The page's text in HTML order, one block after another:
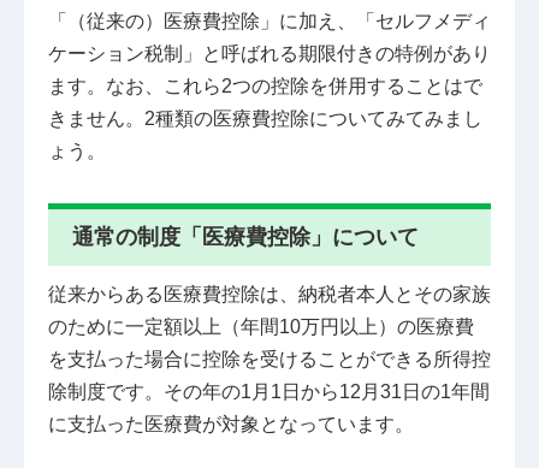
「（従来の）医療費控除」に加え、「セルフメディ
ケーション税制」と呼ばれる期限付きの特例があり
ます。なお、これら2つの控除を併用することはで
きません。2種類の医療費控除についてみてみまし
ょう。
通常の制度「医療費控除」について
従来からある医療費控除は、納税者本人とその家族
のために一定額以上（年間10万円以上）の医療費
を支払った場合に控除を受けることができる所得控
除制度です。その年の1月1日から12月31日の1年間
に支払った医療費が対象となっています。